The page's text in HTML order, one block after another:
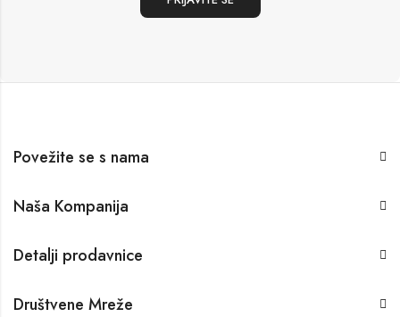
Povežite se s nama
Naša Kompanija
Detalji prodavnice
Društvene Mreže